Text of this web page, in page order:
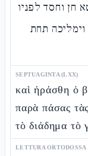
חן וחסד לפניו
תחת
SEPTUAGINTA (LXX)
καὶ ἠράσθη ὁ
παρὰ πάσας
τὸ διάδημα τὸ
LETTURA ORTODOSSA